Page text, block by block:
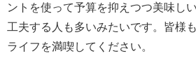
ントを使って予算を抑えつつ美味し
工夫する人も多いみたいです。皆様
ライフを満喫してください。